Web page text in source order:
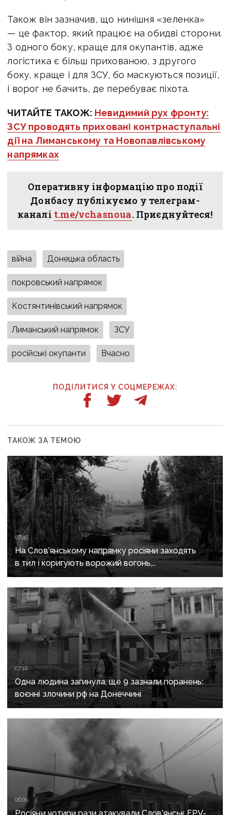
Також він зазначив, що нинішня «зеленка»
— це фактор, який працює на обидві сторони.
З одного боку, краще для окупантів, адже
логістика є більш прихованою, з другого
боку, краще і для ЗСУ, бо маскуються позиції,
і ворог не бачить, де перебуває піхота.
ЧИТАЙТЕ ТАКОЖ: Невидимий рух фронту:
ЗСУ проводять приховані контрнаступальні
дії на Лиманському та Новопавлівському
напрямках
Оперативну інформацію про події
Донбасу публікуємо у телеграм-
каналі t.me/vchasnoua. Приєднуйтеся!
війна Донецька область
покровський напрямок
Костянтинівський напрямок
Лиманський напрямок ЗСУ
російські окупанти Вчасно
ПОДІЛИТИСЯ У СОЦМЕРЕЖАХ:
ТАКОЖ ЗА ТЕМОЮ
07:45
На Слов’янському напрямку росіяни заходять
в тил і коригують ворожий вогонь,
на Краматорському «промацують» слабкі
ділянки
07:16
Одна людина загинула, ще 9 зазнали поранень:
воєнні злочини рф на Донеччині
06:09